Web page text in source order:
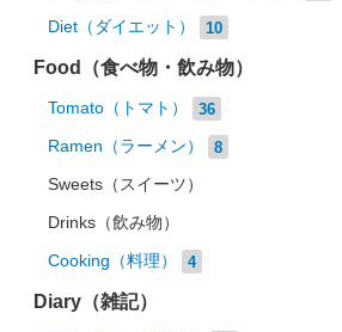
Diet（ダイエット） 10
Food（食べ物・飲み物）
Tomato（トマト） 36
Ramen（ラーメン） 8
Sweets（スイーツ）
Drinks（飲み物）
Cooking（料理） 4
Diary（雑記）